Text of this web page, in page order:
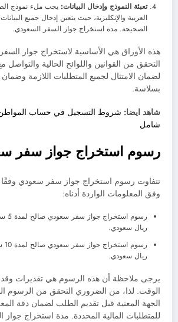
تعبئة النموذج وإدخال البيانات: يجب ملء نموذج
العربية والإنكليزية، حيث يتعين إدخال جميع
الصحيحة. مدة استخراج جواز السفر السعودي.
هذه الأوراق هي الأساسية لاستخراج جواز
التحقق من القوانين واللوائح الحالية والتواصل
لضمان الامتثال لجميع المتطلبات اللازمة
بسلاسة.
شاهد ايضا:
شامل
رسوم استخراج جواز سفر
تتفاوت رسوم استخراج جواز سفر سعودي وفقًا
وفق المعلومات الواردة أدناه:
ريال سعودي.
ريال سعودي.
يرجى ملاحظة أن هذه الرسوم هي تقديرات وقد
الوقت. لذا، من الضروري التحقق من الرسوم
الجهة المعنية قبل تقديم الطلب لضمان دقة
للمتطلبات المالية المحددة. مدة استخراج